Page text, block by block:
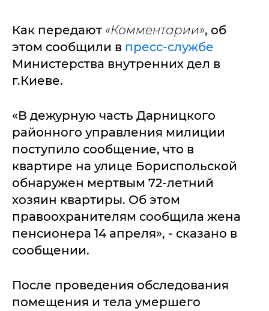
Как передают «Комментарии», об
этом сообщили в пресс-службе
Министерства внутренних дел в
г.Киеве.
«В дежурную часть Дарницкого
районного управления милиции
поступило сообщение, что в
квартире на улице Бориспольской
обнаружен мертвым 72-летний
хозяин квартиры. Об этом
правоохранителям сообщила жена
пенсионера 14 апреля», - сказано в
сообщении.
После проведения обследования
помещения и тела умершего